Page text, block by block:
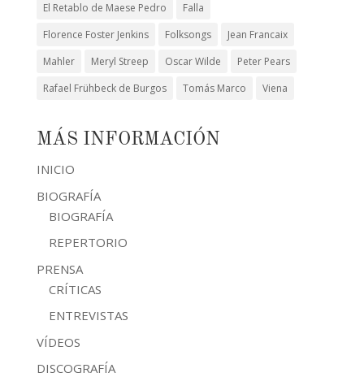
El Retablo de Maese Pedro
Falla
Florence Foster Jenkins
Folksongs
Jean Francaix
Mahler
Meryl Streep Oscar Wilde
Peter Pears
Rafael Frühbeck de Burgos
Tomás Marco Viena
MÁS INFORMACIÓN
INICIO
BIOGRAFÍA
BIOGRAFÍA
REPERTORIO
PRENSA
CRÍTICAS
ENTREVISTAS
VÍDEOS
DISCOGRAFÍA